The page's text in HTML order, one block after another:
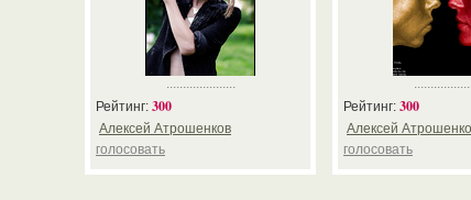
.....................
Рейтинг: 300
Алексей Атрошенков
голосовать
Рейтинг: 300
Алексей
голосовать